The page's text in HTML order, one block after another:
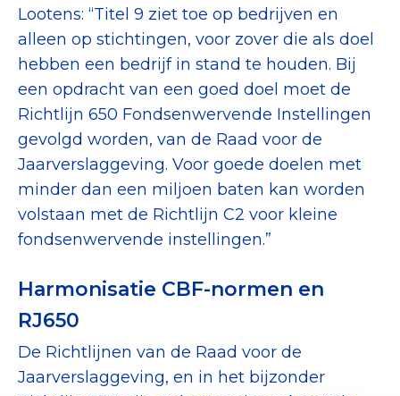
Lootens: “Titel 9 ziet toe op bedrijven en
alleen op stichtingen, voor zover die als doel
hebben een bedrijf in stand te houden. Bij
een opdracht van een goed doel moet de
Richtlijn 650 Fondsenwervende Instellingen
gevolgd worden, van de Raad voor de
Jaarverslaggeving. Voor goede doelen met
minder dan een miljoen baten kan worden
volstaan met de Richtlijn C2 voor kleine
fondsenwervende instellingen.”
Harmonisatie CBF-normen en
RJ650
De Richtlijnen van de Raad voor de
Jaarverslaggeving, en in het bijzonder